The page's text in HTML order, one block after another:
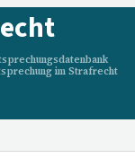
im Strafrecht